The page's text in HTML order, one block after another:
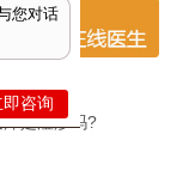
湿疹哪
痒是湿疹吗?
您对话
即咨询